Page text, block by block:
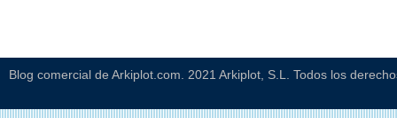
Blog comercial de Arkiplot.com. 2021 Arkiplot, S.L. Todos los